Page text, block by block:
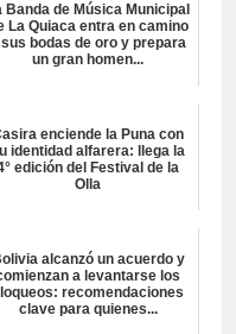
Banda de Música Municipal
La Quiaca entra en camino
bodas de oro y prepara
un gran homen...
enciende la Puna con
identidad alfarera: llega la
edición del Festival de la
Olla
alcanzó un acuerdo y
a levantarse los
recomendaciones
clave para quienes...